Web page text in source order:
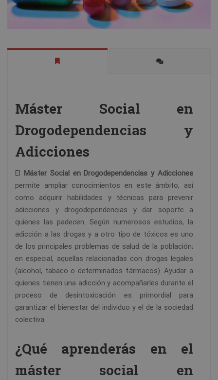
Máster Social en
Drogodependencias y
Adicciones
El Máster Social en Drogodependencias y Adicciones
permite ampliar conocimientos en este ámbito, así
como adquirir habilidades y técnicas para prevenir
adicciones y drogodependencias y dar soporte a
quienes las padecen. Según numerosos estudios, la
adicción a las drogas y a otro tipo de tóxicos es uno
de los principales problemas de salud de la población;
en especial, aquellas relacionadas con drogas legales
(alcohol, tabaco o determinados fármacos). Ayudar a
quienes tienen una adicción y acompañarles durante el
proceso de desintoxicación es primordial para
garantizar el bienestar del individuo y el de la sociedad
colectiva.
¿Qué aprenderás en el
máster social en